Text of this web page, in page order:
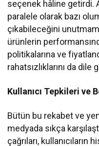
seçenek hâline getirdi.
paralele olarak bazı
çıkabileceğini
ürünlerin
politikalarına ve
rahatsızlıklarını da dile
Kullanıcı Tepkileri ve
Bütün bu rekabet ve
medyada sıkça
çağrıları, kullanıcıların